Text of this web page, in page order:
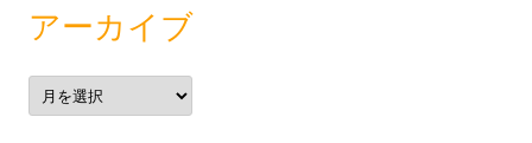
アーカイブ
ア
ー
カ